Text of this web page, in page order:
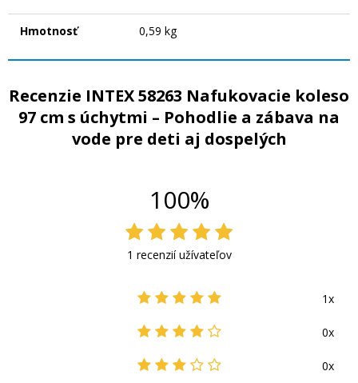
Hmotnosť 0,59 kg
Recenzie INTEX 58263 Nafukovacie koleso
97 cm s úchytmi – Pohodlie a zábava na
vode pre deti aj dospelých
100%
1 recenzií užívateľov
1x
0x
0x